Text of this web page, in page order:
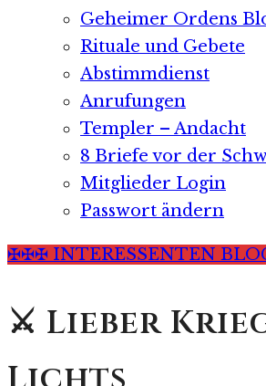
Geheimer Ordens
Rituale und Gebete
Abstimmdienst
Anrufungen
Templer – Andacht
8 Briefe vor der
Mitglieder Login
Passwort ändern
✠✠✠ INTERESSENTEN
⚔️ Lieber